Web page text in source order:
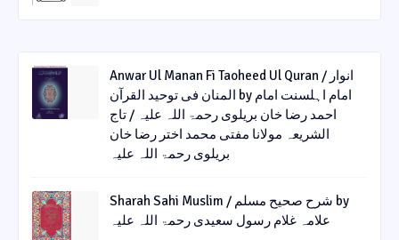
Anwar Ul Manan Fi Taoheed Ul Quran / انوار
المنان فی توحید القرآن by امام اہلسنت امام
احمد رضا خان بریلوی رحمۃ اللہ علیہ / تاج
الشریعہ مولانا مفتی محمد اختر رضا خان
بریلوی رحمۃ اللہ علیہ
Sharah Sahi Muslim / شرح صحیح مسلم by
علامہ غلام رسول سعیدی رحمۃ اللہ علیہ